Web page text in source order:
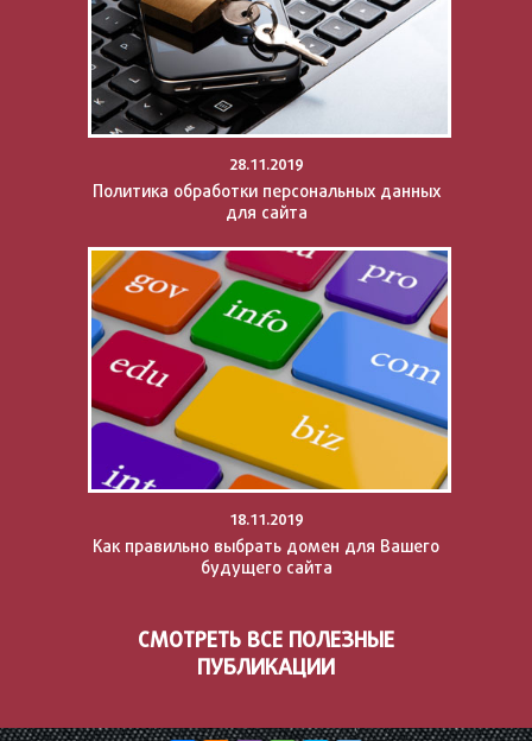
28.11.2019
Политика обработки персональных данных
для сайта
18.11.2019
Как правильно выбрать домен для Вашего
будущего сайта
СМОТРЕТЬ ВСЕ ПОЛЕЗНЫЕ
ПУБЛИКАЦИИ